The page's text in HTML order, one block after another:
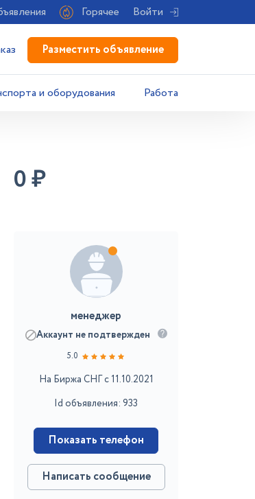
Горячее Войти
Разместить объявление
и оборудования Работа
0₽
менеджер
Аккаунт не подтвержден
5.0
На Биржа СНГ с 11.10.2021
Id объявления: 933
Показать телефон
Написать сообщение